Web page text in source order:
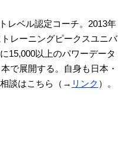
レベル認定コーチ。2013年
レーニングピークスユニバ
15,000以上のパワーデータ
で展開する。自身も日本・
談はこちら（→ リンク ）。